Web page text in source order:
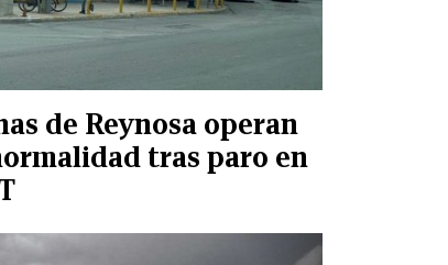
de Reynosa operan
tras paro en